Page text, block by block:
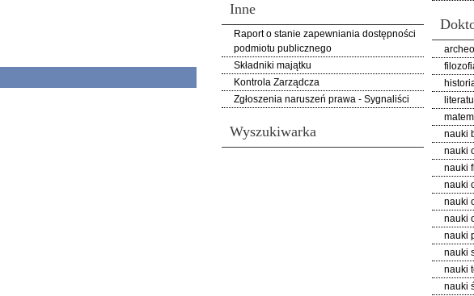
Inne
Raport o stanie zapewniania dostępności
podmiotu publicznego
Składniki majątku
Kontrola Zarządcza
Zgłoszenia naruszeń prawa - Sygnaliści
Wyszukiwarka
nauki
nauki
nauki
nauki
nauki
nauki
nauki
nauki
nauki
nauki